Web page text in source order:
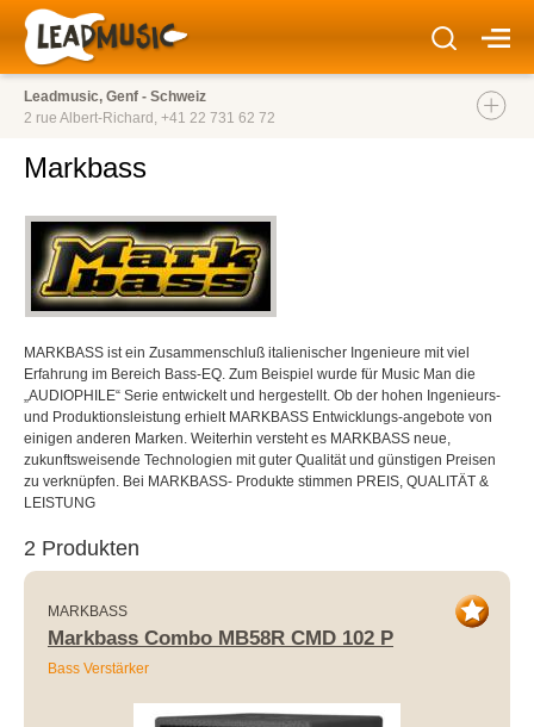
Leadmusic, Genf - Schweiz
2 rue Albert-Richard, +41 22 731 62 72
Markbass
MARKBASS ist ein Zusammenschluß italienischer Ingenieure mit viel
Erfahrung im Bereich Bass-EQ. Zum Beispiel wurde für Music Man die
„AUDIOPHILE“ Serie entwickelt und hergestellt. Ob der hohen Ingenieurs-
und Produktionsleistung erhielt MARKBASS Entwicklungs-angebote von
einigen anderen Marken. Weiterhin versteht es MARKBASS neue,
zukunftsweisende Technologien mit guter Qualität und günstigen Preisen
zu verknüpfen. Bei MARKBASS- Produkte stimmen PREIS, QUALITÄT &
LEISTUNG
2 Produkten
MARKBASS
Markbass Combo MB58R CMD 102 P
Bass Verstärker